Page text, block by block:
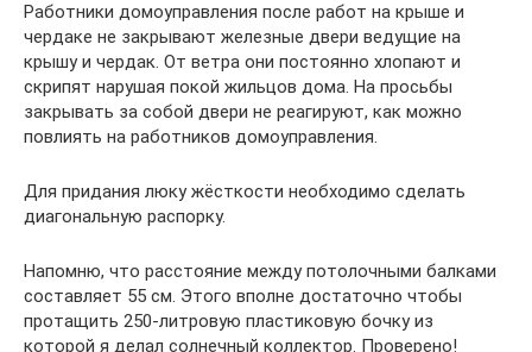
Работники домоуправления после работ на крыше и
чердаке не закрывают железные двери ведущие на
крышу и чердак. От ветра они постоянно хлопают и
скрипят нарушая покой жильцов дома. На просьбы
закрывать за собой двери не реагируют, как можно
повлиять на работников домоуправления.
Для придания люку жёсткости необходимо сделать
диагональную распорку.
Напомню, что расстояние между потолочными балками
составляет 55 см. Этого вполне достаточно чтобы
протащить 250-литровую пластиковую бочку из
которой я делал солнечный коллектор. Проверено!